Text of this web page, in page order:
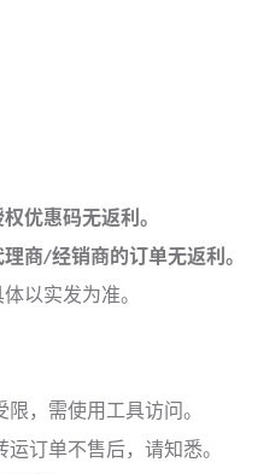
优惠码无返利。
商/经销商的订单无返利。
以实发为准。
，需使用工具访问。
订单不售后，请知悉。